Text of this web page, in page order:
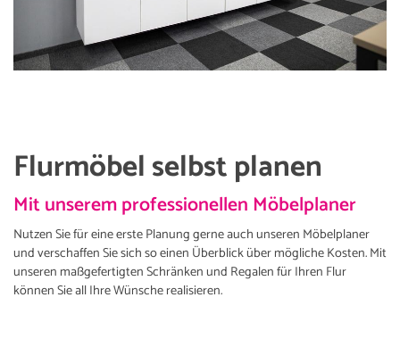
Flurmöbel selbst planen
Mit unserem professionellen Möbelplaner
Nutzen Sie für eine erste Planung gerne auch unseren Möbelplaner
und verschaffen Sie sich so einen Überblick über mögliche Kosten. Mit
unseren maßgefertigten Schränken und Regalen für Ihren Flur
können Sie all Ihre Wünsche realisieren.